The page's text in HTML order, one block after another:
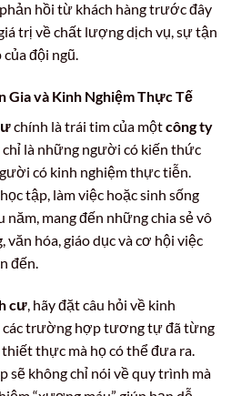
phản hồi từ khách hàng trước đây
trị về chất lượng dịch vụ, sự tận
đội ngũ.
Gia và Kinh Nghiệm Thực Tế
chính là trái tim của mộtcông ty
chỉ là những người có kiến thức
có kinh nghiệm thực tiễn.
tập, làm việc hoặc sinh sống
mang đến những chia sẻ vô
văn hóa, giáo dục và cơ hội việc
đến.
cư , hãy đặt câu hỏi về kinh
các trường hợp tương tự đã từng
thực mà họ có thể đưa ra.
sẽ không chỉ nói về quy trình mà